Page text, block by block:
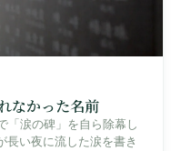
なかった名前
「涙の碑」を自ら除幕し
長い夜に流した涙を書き